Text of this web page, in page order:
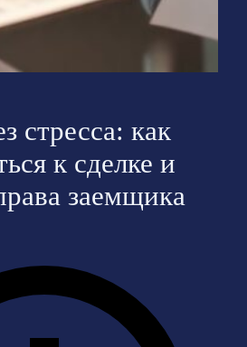
стресса: как
к сделке и
заемщика